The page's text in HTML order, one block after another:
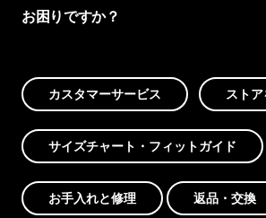
お困りですか？
カスタマーサービス スト
サイズチャート・フィットガイド
お手入れと修理 返品・交換